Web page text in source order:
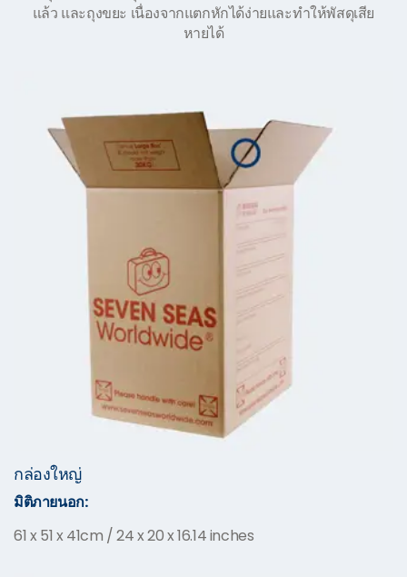
แล้ว และถุงขยะ เนื่องจากแตกหักได้ง่ายและทำให้พัสดุเสีย
หายได้
กล่องใหญ่
มิติภายนอก:
61 x 51 x 41cm / 24 x 20 x 16.14 inches